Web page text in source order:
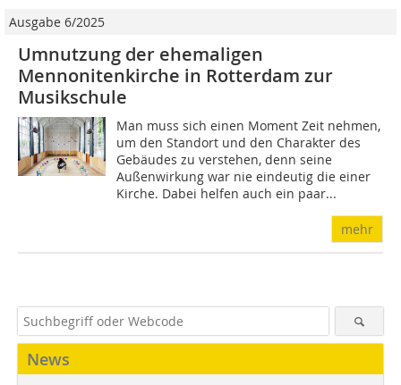
Ausgabe 6/2025
Umnutzung der ehemaligen
Mennonitenkirche in Rotterdam zur
Musikschule
Man muss sich einen Moment Zeit nehmen,
um den Standort und den Charakter des
Gebäudes zu verstehen, denn seine
Außenwirkung war nie eindeutig die einer
Kirche. Dabei helfen auch ein paar...
mehr
News